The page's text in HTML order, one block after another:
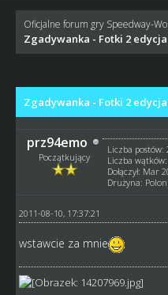
Oficjalne forum gry Speedway-
Zgadywanka - Fotki 2 edycja
Zgadywanka - Fotki 2 edycja
prz94emo
Początkujący
Liczba postów:
Liczba
Dołączył: Mar
Drużyna:
2011-08-10, 17:37:21
wstawcie za mnie